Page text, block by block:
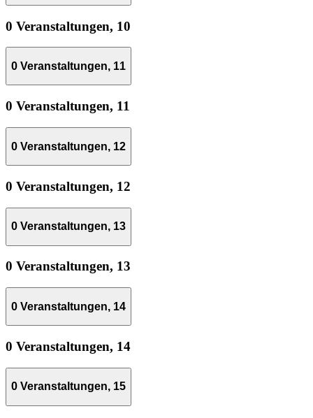
0 Veranstaltungen, 10
0 Veranstaltungen, 11
0 Veranstaltungen, 11
0 Veranstaltungen, 12
0 Veranstaltungen, 12
0 Veranstaltungen, 13
0 Veranstaltungen, 13
0 Veranstaltungen, 14
0 Veranstaltungen, 14
0 Veranstaltungen, 15